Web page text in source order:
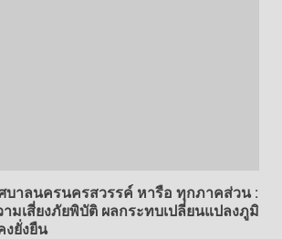
ศบาลนครนครสวรรค์ หารือ ทุกภาคส่วน :
มเสี่ยงภัยพิบัติ ผลกระทบเปลี่ยนแปลงภูมิ
งยั่งยืน